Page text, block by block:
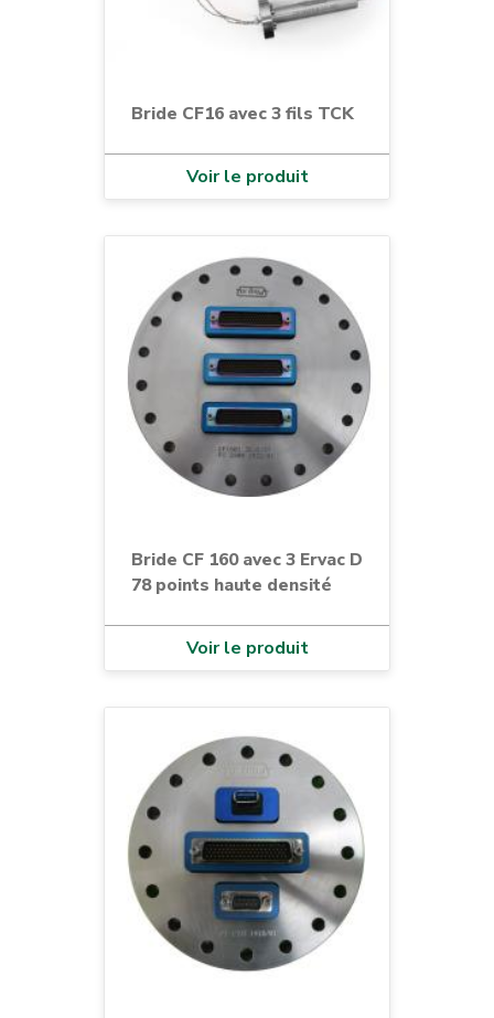
Bride CF16 avec 3 fils TCK
Voir le produit
Bride CF 160 avec 3 Ervac D
78 points haute densité
Voir le produit